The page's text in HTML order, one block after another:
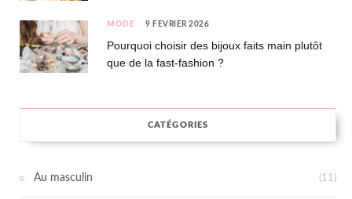
MODE 9 FÉVRIER 2026
Pourquoi choisir des bijoux faits main plutôt
que de la fast-fashion ?
CATÉGORIES
Au masculin (11)